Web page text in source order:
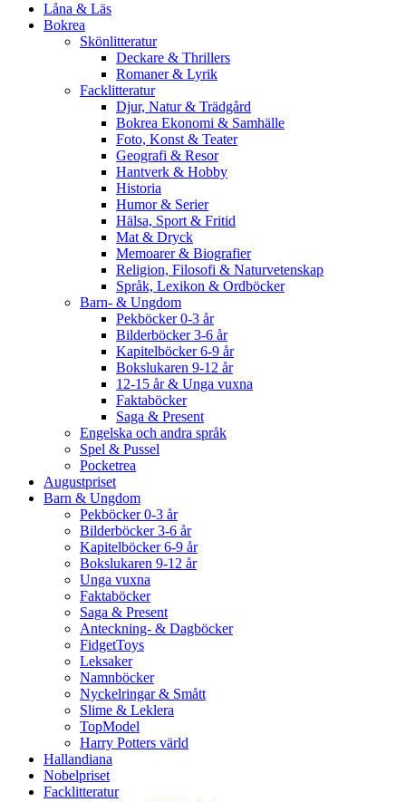
Låna & Läs
Bokrea
Skönlitteratur
Deckare & Thrillers
Romaner & Lyrik
Facklitteratur
Djur, Natur & Trädgård
Bokrea Ekonomi & Samhälle
Foto, Konst & Teater
Geografi & Resor
Hantverk & Hobby
Historia
Humor & Serier
Hälsa, Sport & Fritid
Mat & Dryck
Memoarer & Biografier
Religion, Filosofi & Naturvetenskap
Språk, Lexikon & Ordböcker
Barn- & Ungdom
Pekböcker 0-3 år
Bilderböcker 3-6 år
Kapitelböcker 6-9 år
Bokslukaren 9-12 år
12-15 år & Unga vuxna
Faktaböcker
Saga & Present
Engelska och andra språk
Spel & Pussel
Pocketrea
Augustpriset
Barn & Ungdom
Pekböcker 0-3 år
Bilderböcker 3-6 år
Kapitelböcker 6-9 år
Bokslukaren 9-12 år
Unga vuxna
Faktaböcker
Saga & Present
Anteckning- & Dagböcker
FidgetToys
Leksaker
Namnböcker
Nyckelringar & Smått
Slime & Leklera
TopModel
Harry Potters värld
Hallandiana
Nobelpriset
Facklitteratur